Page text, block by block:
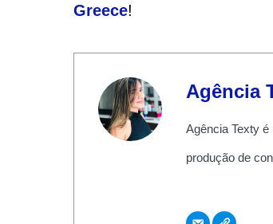
Greece!
Agência
Agência Texty
produção de